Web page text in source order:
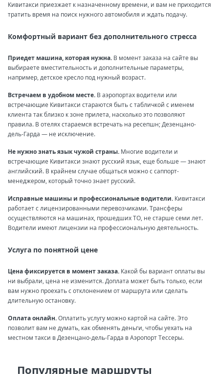
Кивитакси приезжает к назначенному времени, и вам не приходится
тратить время на поиск нужного автомобиля и ждать подачу.
Комфортный вариант без дополнительного стресса
Приедет машина, которая нужна. В момент заказа на сайте вы
выбираете вместительность и дополнительные параметры,
например, детское кресло под нужный возраст.
Встречаем в удобном месте. В аэропортах водители или
встречающие Кивитакси стараются быть с табличкой с именем
клиента так близко к зоне прилета, насколько это позволяют
правила. В отелях стараемся встречать на ресепшн; Дезенцано-
дель-Гарда — не исключение.
Не нужно знать язык чужой страны. Многие водители и
встречающие Кивитакси знают русский язык, еще больше — знают
английский. В крайнем случае общаться можно с саппорт-
менеджером, который точно знает русский.
Исправные машины и профессиональные водители. Кивитакси
работает с лицензированными перевозчиками. Трансферы
осуществляются на машинах, прошедших ТО, не старше семи лет.
Водители имеют лицензии на профессиональную деятельность.
Услуга по понятной цене
Цена фиксируется в момент заказа. Какой бы вариант оплаты вы
ни выбрали, цена не изменится. Доплата может быть только, если
вам нужно проехать с отклонением от маршрута или сделать
длительную остановку.
Оплата онлайн.Оплатить услугу можно картой на сайте. Это
позволит вам не думать, как обменять деньги, чтобы уехать на
местном такси в Дезенцано-дель-Гарда в Аэропорт Тессеры.
Популярные маршруты